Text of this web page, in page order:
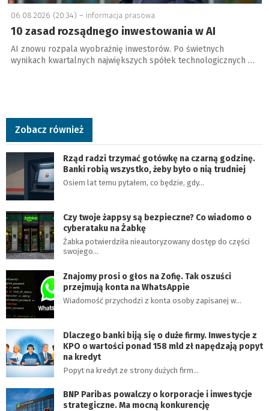
06.08.2026 (20:34) – informacja prasowa
10 zasad rozsądnego inwestowania w AI
AI znowu rozpala wyobraźnię inwestorów. Po świetnych
wynikach kwartalnych największych spółek technologicznych …
Zobacz również
Rząd radzi trzymać gotówkę na czarną godzinę.
Banki robią wszystko, żeby było o nią trudniej
Osiem lat temu pytałem, co będzie, gdy…
Czy twoje żappsy są bezpieczne? Co wiadomo o
cyberataku na Żabkę
Żabka potwierdziła nieautoryzowany dostęp do części
swojego…
Znajomy prosi o głos na Zofię. Tak oszuści
przejmują konta na WhatsAppie
Wiadomość przychodzi z konta osoby zapisanej w…
Dlaczego banki biją się o duże firmy. Inwestycje z
KPO o wartości ponad 158 mld zł napędzają popyt
na kredyt
Popyt na kredyt ze strony dużych firm…
BNP Paribas powalczy o korporacje i inwestycje
strategiczne. Ma mocną konkurencję